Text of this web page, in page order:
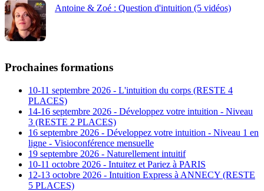
Antoine & Zoé : Question d'intuition (5 vidéos)
Prochaines formations
10-11 septembre 2026 - L'intuition du corps (RESTE 4
PLACES)
14-16 septembre 2026 - Développez votre intuition - Niveau
3 (RESTE 2 PLACES)
16 septembre 2026 - Développez votre intuition - Niveau 1 en
ligne - Visioconférence mensuelle
19 septembre 2026 - Naturellement intuitif
10-11 octobre 2026 - Intuitez et Pariez à PARIS
12-13 octobre 2026 - Intuition Express à ANNECY (RESTE
5 PLACES)